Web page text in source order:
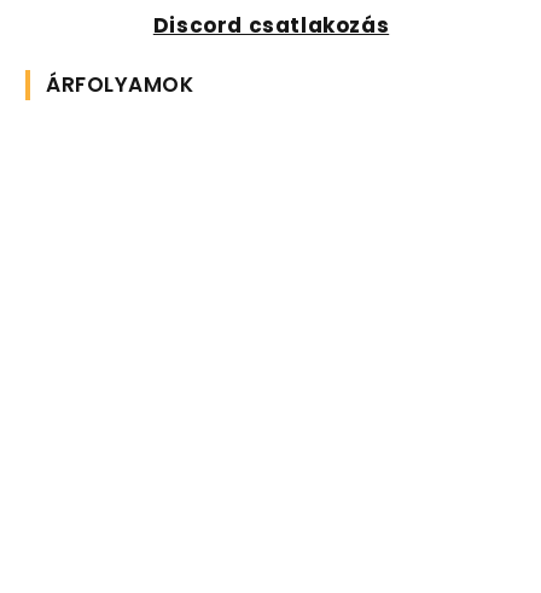
Discord csatlakozás
ÁRFOLYAMOK